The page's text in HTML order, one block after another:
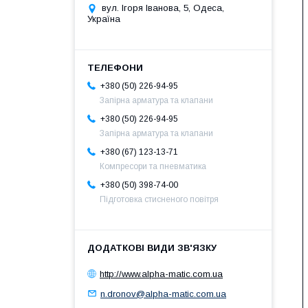
вул. Ігоря Іванова, 5, Одеса,
Україна
+380 (50) 226-94-95
Запірна арматура та клапани
+380 (50) 226-94-95
Запірна арматура та клапани
+380 (67) 123-13-71
Компресори та пневматика
+380 (50) 398-74-00
Підготовка стисненого повітря
http://www.alpha-matic.com.ua
n.dronov@alpha-matic.com.ua